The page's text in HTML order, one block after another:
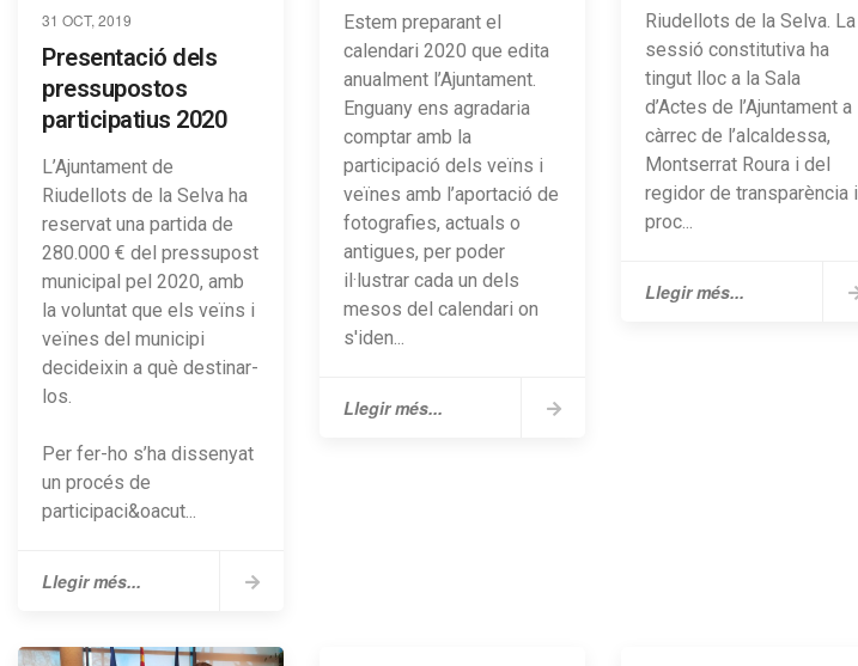
31 OCT, 2019
Presentació dels
pressupostos
participatius 2020
L’Ajuntament de
Riudellots de la Selva ha
reservat una partida de
280.000 € del pressupost
municipal pel 2020, amb
la voluntat que els veïns i
veïnes del municipi
decideixin a què destinar-
los.
Per fer-ho s’ha dissenyat
un procés de
participaci&oacut...
Llegir més...
Estem preparant el
calendari 2020 que edita
anualment l’Ajuntament.
Enguany ens agradaria
comptar amb la
participació dels veïns i
veïnes amb l’aportació de
fotografies, actuals o
antigues, per poder
il·lustrar cada un dels
mesos del calendari on
s'iden...
Llegir més...
Riudellots de la Selva. La
sessió constitutiva ha
tingut lloc a la Sala
d’Actes de l’Ajuntament a
càrrec de l’alcaldessa,
Montserrat Roura i del
regidor de transparència i
proc...
Llegir més...